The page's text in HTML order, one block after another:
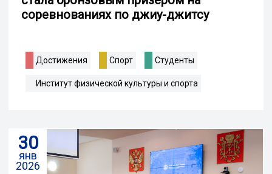
соревнованиях по джиу-джитсу
Достижения Спорт Студенты
Институт физической культуры и спорта
30
янв
2026